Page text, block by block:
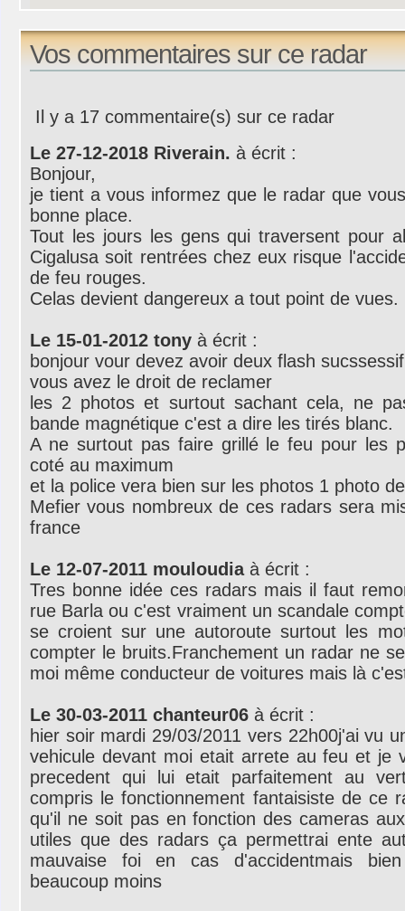
Vos commentaires sur ce radar
Il y a 17 commentaire(s) sur ce radar
Le 27-12-2018 Riverain. à écrit :
Bonjour,
je tient a vous informez que le radar que
bonne place.
Tout les jours les gens qui traversent pour
Cigalusa soit rentrées chez eux risque
de feu rouges.
Celas devient dangereux a tout point de vues.
Le 15-01-2012 tony à écrit :
bonjour vour devez avoir deux flash
vous avez le droit de reclamer
les 2 photos et surtout sachant cela, ne
bande magnétique c'est a dire les tirés blanc.
A ne surtout pas faire grillé le feu pour les
coté au maximum
et la police vera bien sur les photos 1 photo
Mefier vous nombreux de ces radars sera
france
Le 12-07-2011 mouloudiaà écrit :
Tres bonne idée ces radars mais il faut
rue Barla ou c'est vraiment un scandale
se croient sur une autoroute surtout les
compter le bruits.Franchement un radar ne
moi même conducteur de voitures mais là
Le 30-03-2011 chanteur06 à écrit :
hier soir mardi 29/03/2011 vers 22h00j'ai vu
vehicule devant moi etait arrete au feu et je
precedent qui lui etait parfaitement au
compris le fonctionnement fantaisiste de ce
qu'il ne soit pas en fonction des cameras
utiles que des radars ça permettrai ente
mauvaise foi en cas d'accidentmais
beaucoup moins